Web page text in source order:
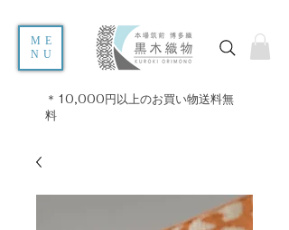
ME
NU
＊10,000円以上のお買い物送料無
料